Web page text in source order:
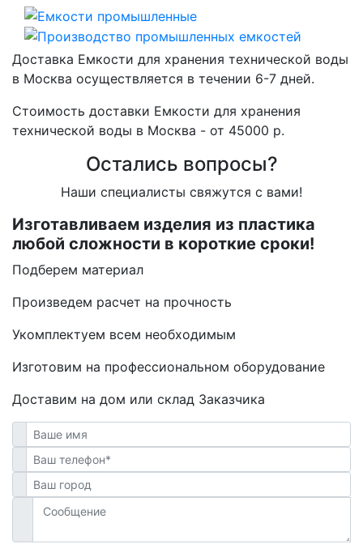
Доставка Емкости для хранения технической воды
в Москва осуществляется в течении 6-7 дней.
Стоимость доставки Емкости для хранения
технической воды в Москва - от 45000 р.
Остались вопросы?
Наши специалисты свяжутся с вами!
Изготавливаем изделия из пластика
любой сложности в короткие сроки!
Подберем материал
Произведем расчет на прочность
Укомплектуем всем необходимым
Изготовим на профессиональном оборудование
Доставим на дом или склад Заказчика